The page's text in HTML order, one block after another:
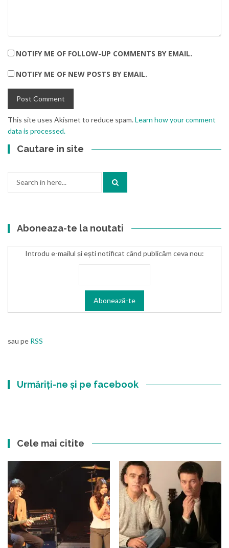
NOTIFY ME OF FOLLOW-UP COMMENTS BY EMAIL.
NOTIFY ME OF NEW POSTS BY EMAIL.
This site uses Akismet to reduce spam.Learn how your comment
data is processed.
Cautare in site
Aboneaza-te la noutati
Introdu e-mailul și ești notificat când publicăm ceva nou:
sau pe RSS
Urmăriți-ne și pe facebook
Cele mai citite